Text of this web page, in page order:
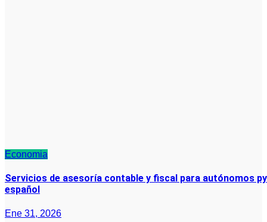
Economia
Servicios de asesoría contable y fiscal para autónomos
español
Ene 31, 2026